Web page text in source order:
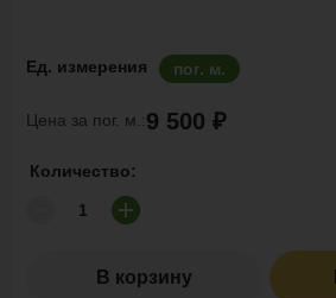
Ед. измерения пог. м.
Цена за пог. м.:9 500 ₽
Количество:
В корзину